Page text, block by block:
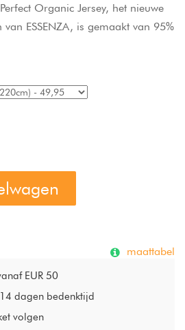
Organic Jersey, het nieuwe
ESSENZA, is gemaakt van 95%
katoen en 5% elastaan. In
heeft dit hoeslaken de perfecte fit.
het hoeslaken superzacht en
de huid. Droom zacht! Dit
5% elastaan, is duurzaam, lekker
glans. Wasbaar op max 60 °C en
maattabel
EUR 50
dagen bedenktijd
volgen